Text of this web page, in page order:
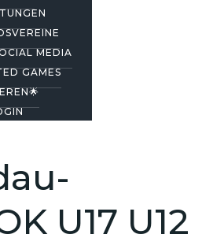
MEDIA
GAMES
U17 U12